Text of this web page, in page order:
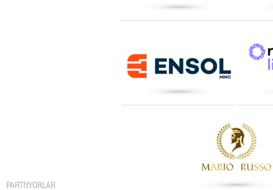
PARTNYORLAR